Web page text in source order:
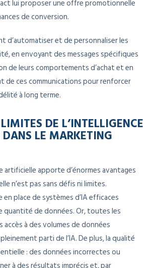
lui proposer une offre promotionnelle
de conversion.
d’automatiser et de personnaliser les
en envoyant des messages spécifiques
de leurs comportements d’achat et en
de ces communications pour renforcer
à long terme.
DE L’INTELLIGENCE
LE MARKETING
artificielle apporte d’énormes avantages
n’est pas sans défis ni limites.
en place de systèmes d’IA efficaces
quantité de données. Or, toutes les
à des volumes de données
parti de l’IA. De plus, la qualité
: des données incorrectes ou